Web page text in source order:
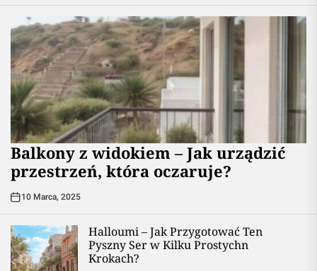
Balkony z widokiem – Jak urządzić
przestrzeń, która oczaruje?
10 Marca, 2025
Halloumi – Jak Przygotować Ten
Pyszny Ser w Kilku Prostychn
Krokach?